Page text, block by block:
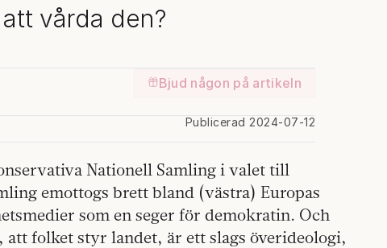
vårda den?
Bjud någon på artikeln
Publicerad 2024-07-12
Nationell Samling i valet till
emottogs brett bland (västra) Europas
som en seger för demokratin. Och
folket styr landet, är ett slags överideologi,